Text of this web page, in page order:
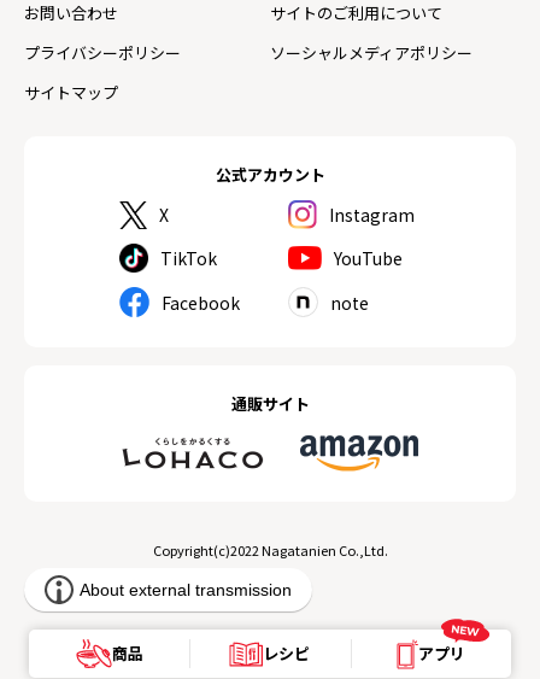
公式アカウント
X
Instagram
TikTok
YouTube
Facebook
note
通販サイト
お問い合わせ
サイトのご利用について
プライバシーポリシー
ソーシャルメディアポリシー
サイトマップ
Copyright(c)2022 Nagatanien Co.,Ltd.
商品 レシピ アプリ